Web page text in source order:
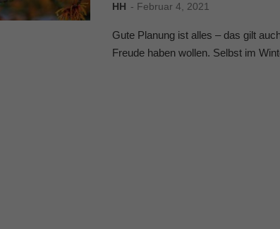
HH - Februar 4, 2021
Gute Planung ist alles – das gilt
Freude haben wollen. Selbst im